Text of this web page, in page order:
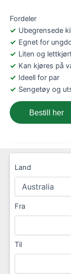
Fordeler
Ubegrensede
Egnet for
Liten og
Kan kjøres på
Ideell for par
Sengetøy og
Bestill her
Land
Fra
Til